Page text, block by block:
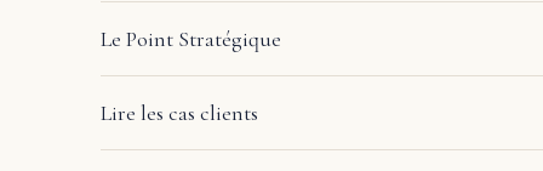
Le Point Stratégique
Lire les cas clients